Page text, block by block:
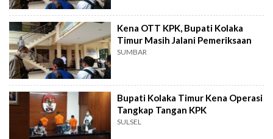
Kena OTT KPK, Bupati Kolaka
Timur Masih Jalani Pemeriksaan
SUMBAR
Bupati Kolaka Timur Kena Operasi
Tangkap Tangan KPK
SULSEL